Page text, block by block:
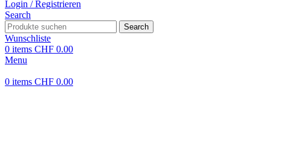
Login / Registrieren
Search
Search
Wunschliste
0 items CHF 0.00
Menu
0 items CHF 0.00